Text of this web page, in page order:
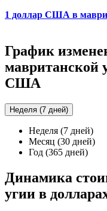
1 доллар США в
График
мавританской
США
Неделя (7 дней)
Неделя (7 дней)
Месяц (30 дней)
Год (365 дней)
Динамика
угии в